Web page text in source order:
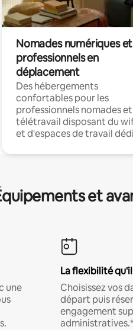
Nomades numériques et
professionnels en
déplacement
Des hébergements
confortables pour les
professionnels nomades
télétravail disposant du
et d'espaces de travail
et
une
La flexibilité
Choisissez vos
départ puis
engagement
administratives.*